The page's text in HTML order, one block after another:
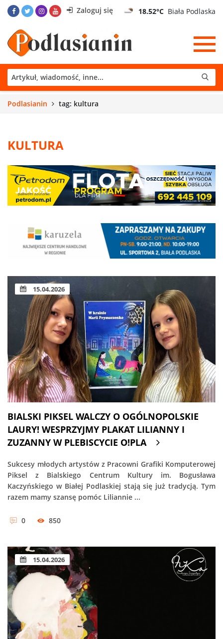
Zaloguj się 18.52°C Biała Podlaska
Podlasianin tag: kultura
KULTURA
15.04.2026
BIALSKI PIKSEL WALCZY O OGÓLNOPOLSKIE
LAURY! WESPRZYJMY PLAKAT LILIANNY I
ZUZANNY W PLEBISCYCIE O!PLA
Sukcesy młodych artystów z Pracowni Grafiki Komputerowej
Piksel z Bialskiego Centrum Kultury im. Bogusława
Kaczyńskiego w Białej Podlaskiej stają się już tradycją. Tym
razem mamy szansę pomóc Liliannie ...
0 850
15.04.2026